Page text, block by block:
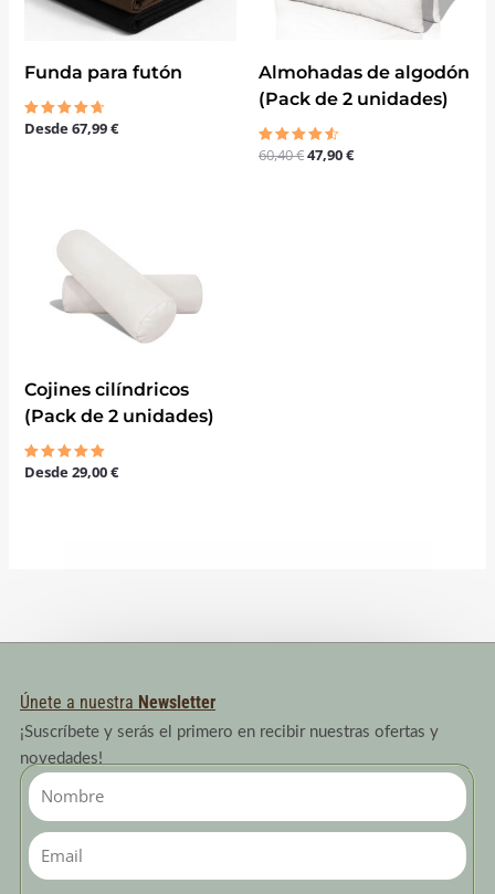
Funda para futón
Valorado
Desde67,99€
Almohadas de algodón
(Pack de 2 unidades)
Valorado
60,40€47,90€
Cojines cilíndricos
(Pack de 2 unidades)
Valorado
Desde29,00€
Únete a nuestra Newsletter
¡Suscríbete y serás el primero en recibir nuestras ofertas y
novedades!
Nombre
Email